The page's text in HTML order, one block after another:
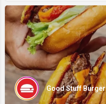
Good Stuff Burger